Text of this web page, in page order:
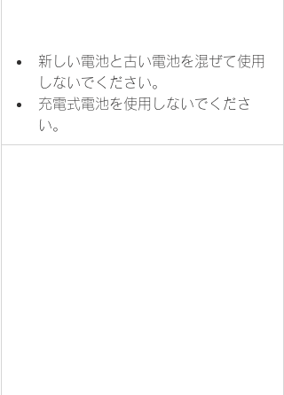
新しい電池と古い電池を混ぜて使用
しないでください。
充電式電池を使用しないでくださ
い。